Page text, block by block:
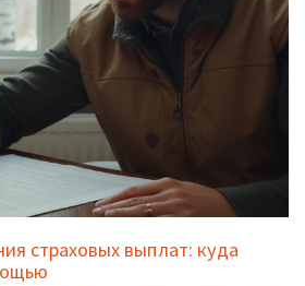
страховых выплат: куда